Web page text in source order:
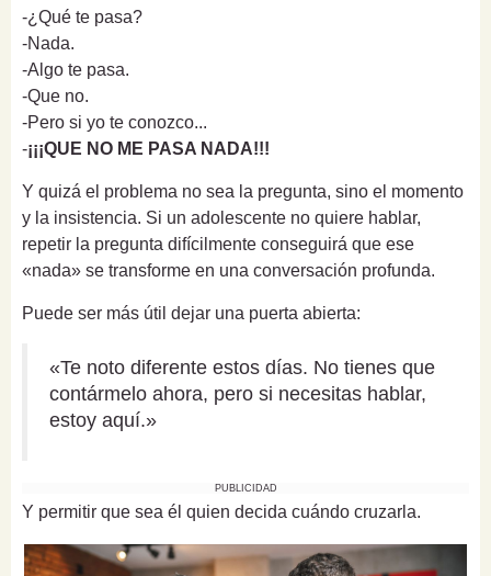
-¿Qué te pasa?
-Nada.
-Algo te pasa.
-Que no.
-Pero si yo te conozco...
-¡¡¡QUE NO ME PASA NADA!!!
Y quizá el problema no sea la pregunta, sino el momento
y la insistencia. Si un adolescente no quiere hablar,
repetir la pregunta difícilmente conseguirá que ese
«nada» se transforme en una conversación profunda.
Puede ser más útil dejar una puerta abierta:
«Te noto diferente estos días. No tienes que
contármelo ahora, pero si necesitas hablar,
estoy aquí.»
PUBLICIDAD
Y permitir que sea él quien decida cuándo cruzarla.